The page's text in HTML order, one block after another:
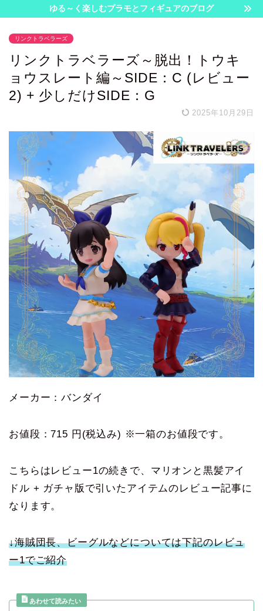
ゆる～く楽しむプラモとフィギュアのブログ
リンクトラベラーズ
リンクトラベラーズ～脱出！トウキ
ョウスレート編～SIDE：C (レビュー
2) + 少しだけSIDE：G
2025年10月29日
メーカー：バンダイ
お値段：715 円(税込み) ※一箱のお値段です。
こちらはレビュー1の続きで、マリオンと黒髪アイ
ドル + ガチャ版で引いたアイテムのレビュー記事に
なります。
↓海賊団長、ビーグルなどについては下記のレビュ
ー1でご紹介